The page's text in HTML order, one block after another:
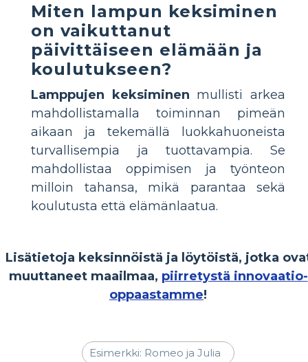
Miten lampun keksiminen
on vaikuttanut
päivittäiseen elämään ja
koulutukseen?
Lamppujen keksiminen mullisti arkea
mahdollistamalla toiminnan pimeän
aikaan ja tekemällä luokkahuoneista
turvallisempia ja tuottavampia. Se
mahdollistaa oppimisen ja työnteon
milloin tahansa, mikä parantaa sekä
koulutusta että elämänlaatua.
Lisätietoja keksinnöistä ja löytöistä, jotka
muuttaneet maailmaa, piirretystä innovaatio-
oppaastamme!